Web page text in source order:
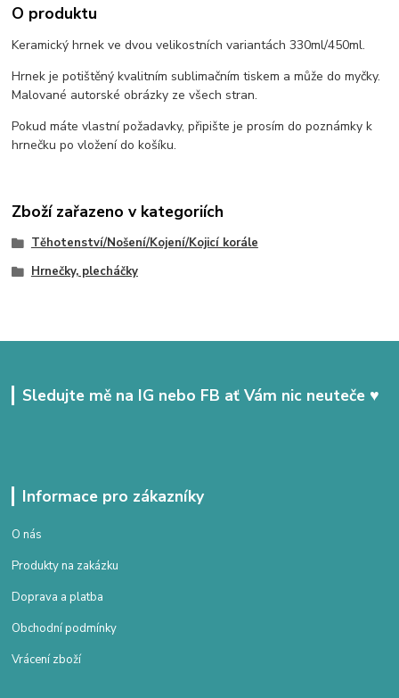
O produktu
Keramický hrnek ve dvou velikostních variantách 330ml/450ml.
Hrnek je potištěný kvalitním sublimačním tiskem a může do myčky.
Malované autorské obrázky ze všech stran.
Pokud máte vlastní požadavky, připište je prosím do poznámky k
hrnečku po vložení do košíku.
Zboží zařazeno v kategoriích
Těhotenství/Nošení/Kojení/Kojicí korále
Hrnečky, plecháčky
Sledujte mě na IG nebo FB ať Vám nic neuteče ♥
Informace pro zákazníky
O nás
Produkty na zakázku
Doprava a platba
Obchodní podmínky
Vrácení zboží